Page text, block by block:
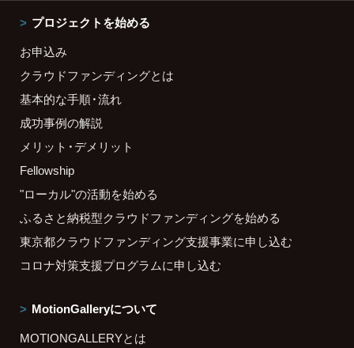
プロジェクトを始める
お申込み
クラウドファンディングとは
基本的な手順・流れ
成功事例の解説
メリット・デメリット
Fellowship
"ローカル"の活動を始める
ふるさと納税型クラウドファンディングを始める
東京都クラウドファンディング支援事業に申し込む
コロナ対策支援プログラムに申し込む
MotionGalleryについて
MOTIONGALLERYとは